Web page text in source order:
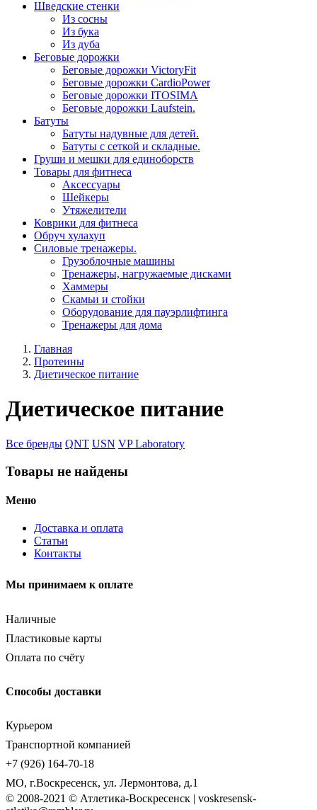
Шведские стенки
Из сосны
Из бука
Из дуба
Беговые дорожки
Беговые дорожки VictoryFit
Беговые дорожки CardioPower
Беговые дорожки ITOSIMA
Беговые дорожки Laufstein.
Батуты
Батуты надувные для детей.
Батуты с сеткой и складные.
Груши и мешки для единоборств
Товары для фитнеса
Aксессуары
Шейкеры
Утяжелители
Коврики для фитнеса
Обруч хулахуп
Силовые тренажеры.
Грузоблочные машины
Тренажеры, нагружаемые дисками
Хаммеры
Скамьи и стойки
Оборудование для пауэрлифтинга
Тренажеры для дома
Главная
Протеины
Диетическое питание
Диетическое питание
Все бренды QNT USN VP Laboratory
Товары не найдены
Меню
Доставка и оплата
Статьи
Контакты
Мы принимаем к оплате
Наличные
Пластиковые карты
Оплата по счёту
Способы доставки
Курьером
Транспортной компанией
+7 (926) 164-70-18
МО, г.Воскресенск, ул. Лермонтова, д.1
© 2008-2021 © Атлетика-Воскресенск | voskresensk-